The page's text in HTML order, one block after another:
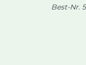
Best-Nr.